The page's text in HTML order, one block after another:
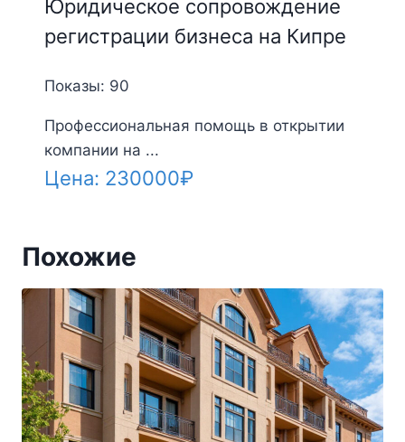
Юридическое сопровождение
регистрации бизнеса на Кипре
Показы: 90
Профессиональная помощь в открытии
компании на ...
Цена: 230000₽
Похожие